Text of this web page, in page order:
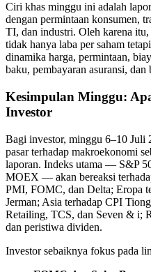
Ciri khas minggu ini adalah
dengan permintaan konsumen,
TI, dan industri. Oleh karena
tidak hanya laba per saham
dinamika harga, permintaan,
baku, pembayaran asuransi, dan
Kesimpulan Minggu:
Investor
Bagi investor, minggu 6–10 Juli
pasar terhadap makroekonomi
laporan. Indeks utama — S&P
MOEX — akan bereaksi
PMI, FOMC, dan Delta; Eropa
Jerman; Asia terhadap CPI
Retailing, TCS, dan Seven & i;
dan peristiwa dividen.
Investor sebaiknya fokus pada